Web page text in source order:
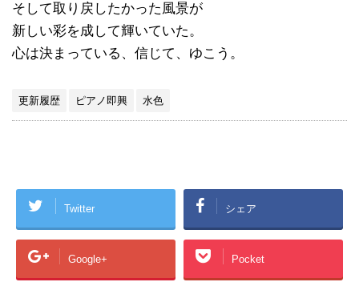
そして取り戻したかった風景が
新しい彩を成して輝いていた。
心は決まっている、信じて、ゆこう。
更新履歴 ピアノ即興 水色
Twitter シェア
Google+ Pocket